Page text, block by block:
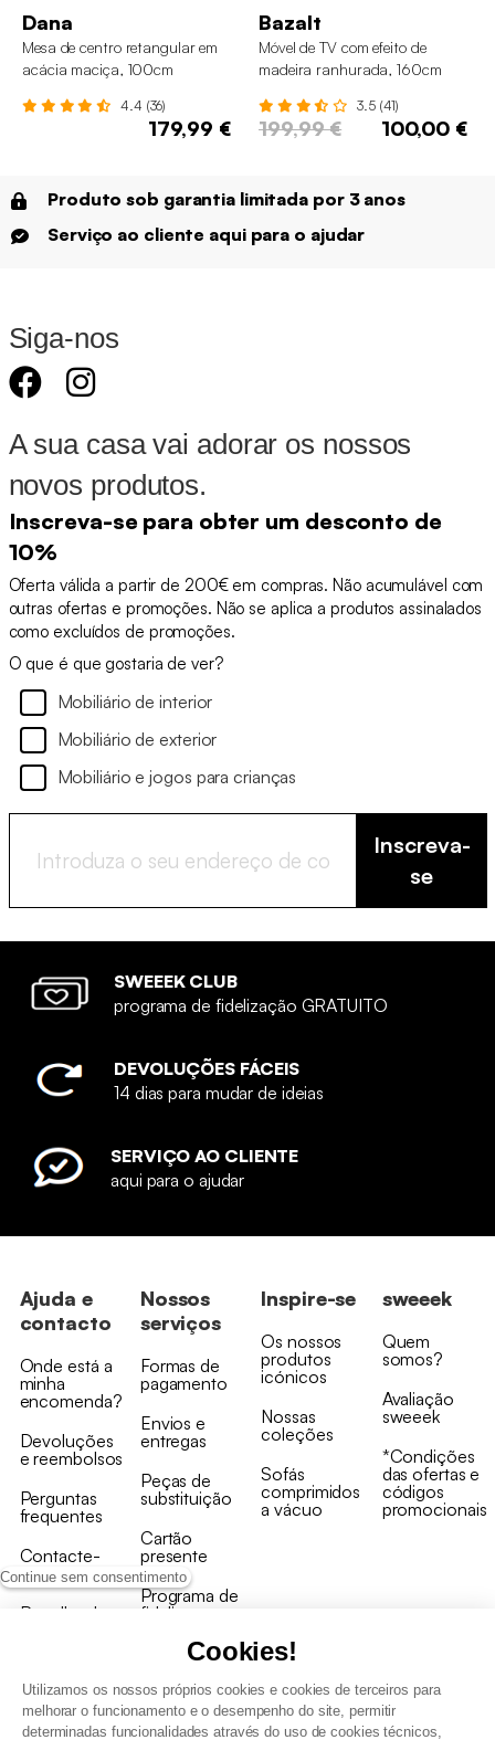
Continue sem consentimento
Cookies!
Utilizamos os nossos próprios cookies e cookies de terceiros para
melhorar o funcionamento e o desempenho do site, permitir
determinadas funcionalidades através do uso de cookies técnicos,
Dana
Mesa de centro retangular em
acácia maciça, 100cm
4.4 (36)
179,99 €
Bazalt
Móvel de TV com efeito de
madeira ranhurada, 160cm
3.5 (41)
199,99 € 100,00 €
Produto sob garantia limitada por 3 anos
Serviço ao cliente aqui para o ajudar
Siga-nos
A sua casa vai adorar os nossos
novos produtos.
Inscreva-se para obter um desconto de
10%
Oferta válida a partir de 200€ em compras. Não acumulável com
outras ofertas e promoções. Não se aplica a produtos assinalados
como excluídos de promoções.
O que é que gostaria de ver?
Mobiliário de interior
Mobiliário de exterior
Mobiliário e jogos para crianças
Inscreva-
se
SWEEEK CLUB
programa de fidelização GRATUITO
DEVOLUÇÕES FÁCEIS
14 dias para mudar de ideias
SERVIÇO AO CLIENTE
aqui para o ajudar
Ajuda e
contacto
Onde está a
minha
encomenda?
Devoluções
e reembolsos
Perguntas
frequentes
Contacte-
nos
Recolha de
Nossos
serviços
Formas de
pagamento
Envios e
entregas
Peças de
substituição
Cartão
presente
Programa de
fidelizaçao
Inspire-se
Os nossos
produtos
icónicos
Nossas
coleções
Sofás
comprimidos
a vácuo
sweeek
Quem
somos?
Avaliação
sweeek
*Condições
das ofertas e
códigos
promocionais